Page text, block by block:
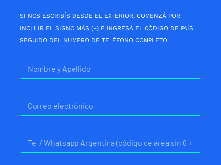
SI NOS ESCRIBÍS DESDE EL EXTERIOR, COMENZÁ POR
INCLUIR EL SIGNO MÁS (+) E INGRESÁ EL CÓDIGO DE PAÍS
SEGUIDO DEL NÚMERO DE TELÉFONO COMPLETO.
electrónico